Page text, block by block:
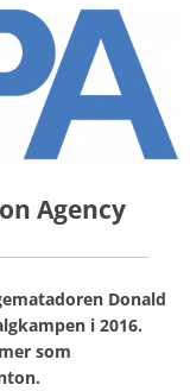
Agency
Donald
i 2016.
som